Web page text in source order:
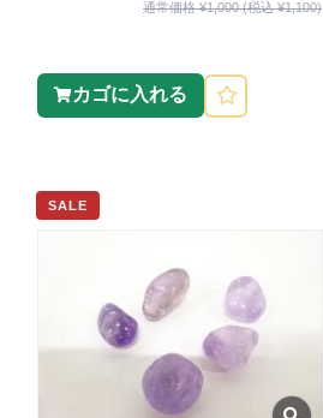
通常価格 ¥1,000 (税込 ¥1,100)
カゴに入れる
SALE